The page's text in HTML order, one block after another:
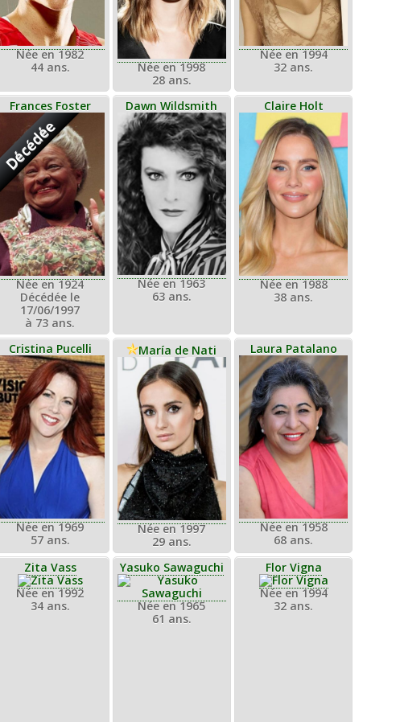
Née en 1982
44 ans.
Née en 1998
28 ans.
Née en 1994
32 ans.
Frances Foster
Décédée
Née en 1924
Décédée le
17/06/1997
à 73 ans.
Dawn Wildsmith
Née en 1963
63 ans.
Claire Holt
Née en 1988
38 ans.
Cristina Pucelli
Née en 1969
57 ans.
María de Nati
Née en 1997
29 ans.
Laura Patalano
Née en 1958
68 ans.
Zita Vass
Née en 1992
34 ans.
Yasuko Sawaguchi
Née en 1965
61 ans.
Flor Vigna
Née en 1994
32 ans.